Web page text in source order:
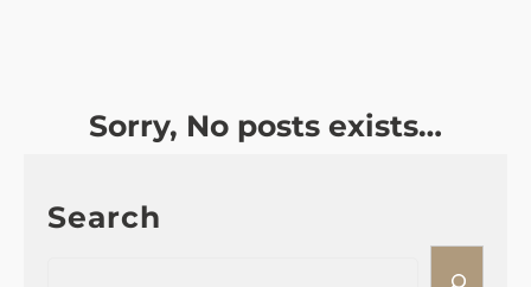
Sorry, No posts exists…
Search